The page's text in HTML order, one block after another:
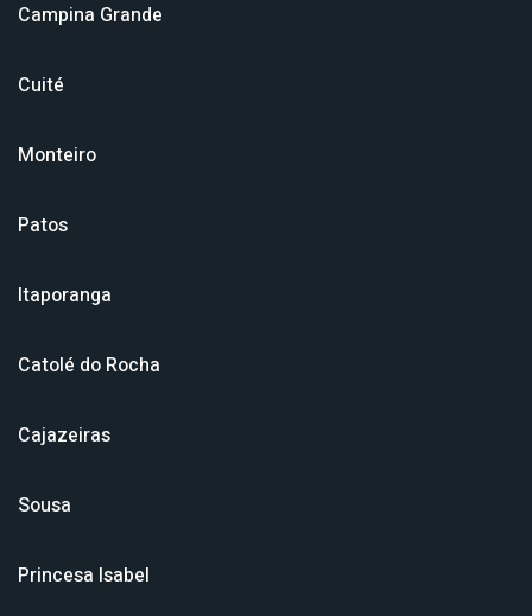
Campina Grande
Cuité
Monteiro
Patos
Itaporanga
Catolé do Rocha
Cajazeiras
Sousa
Princesa Isabel